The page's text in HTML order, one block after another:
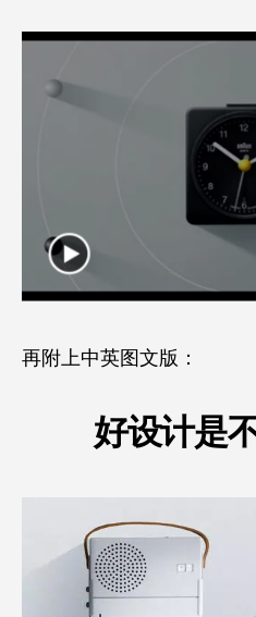
再附上中英图文版：
好设计是